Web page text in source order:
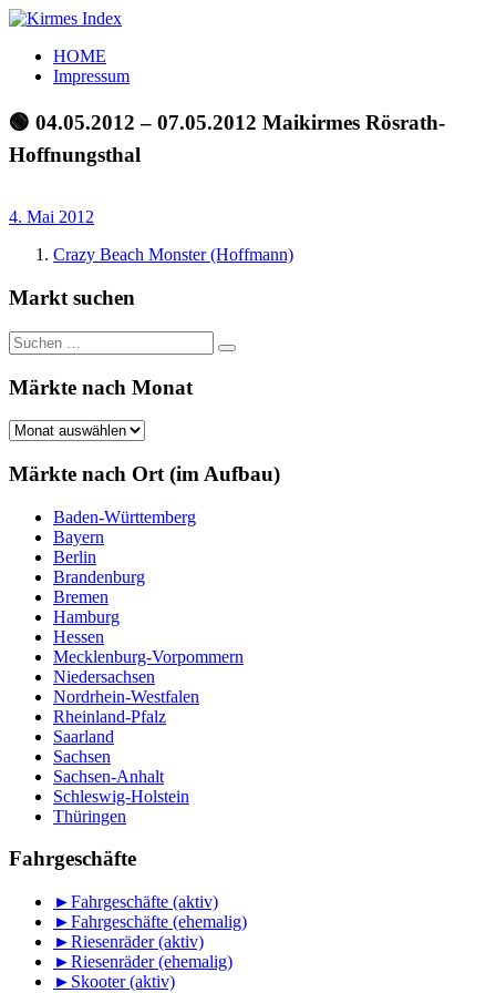
Zum
springen
Kirmes
Index
Tourpläne
der
letzten
Jahre
HOME
Impressum
🟢 04.05.2012 – 07.05.2012 Maikirmes Rösrath-
Hoffnungsthal
4. Mai 2012
Crazy Beach Monster (Hoffmann)
Markt suchen
Suchen
nach:
Suchen
Märkte nach Monat
Märkte
Monat
Märkte nach Ort (im Aufbau)
Baden-Württemberg
Bayern
Berlin
Brandenburg
Bremen
Hamburg
Hessen
Mecklenburg-Vorpommern
Niedersachsen
Nordrhein-Westfalen
Rheinland-Pfalz
Saarland
Sachsen
Sachsen-Anhalt
Schleswig-Holstein
Thüringen
Fahrgeschäfte
►Fahrgeschäfte (aktiv)
►Fahrgeschäfte (ehemalig)
►Riesenräder (aktiv)
►Riesenräder (ehemalig)
► Skooter (aktiv)